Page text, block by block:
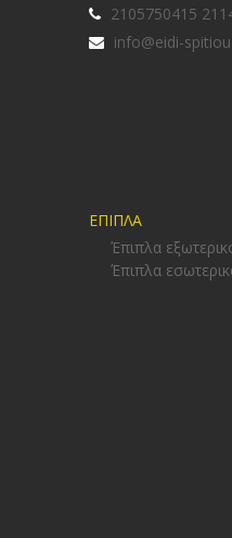
2105750415
info@eidi-
ΕΠΙΠΛΑ
Έπιπλα
Έπιπλα